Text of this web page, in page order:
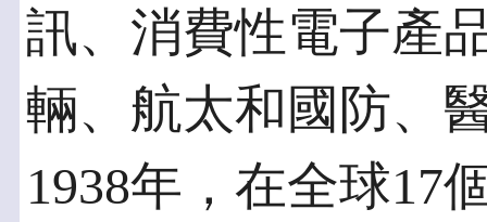
訊、消費性電子產
輛、航太和國防、
1938年，在全球17